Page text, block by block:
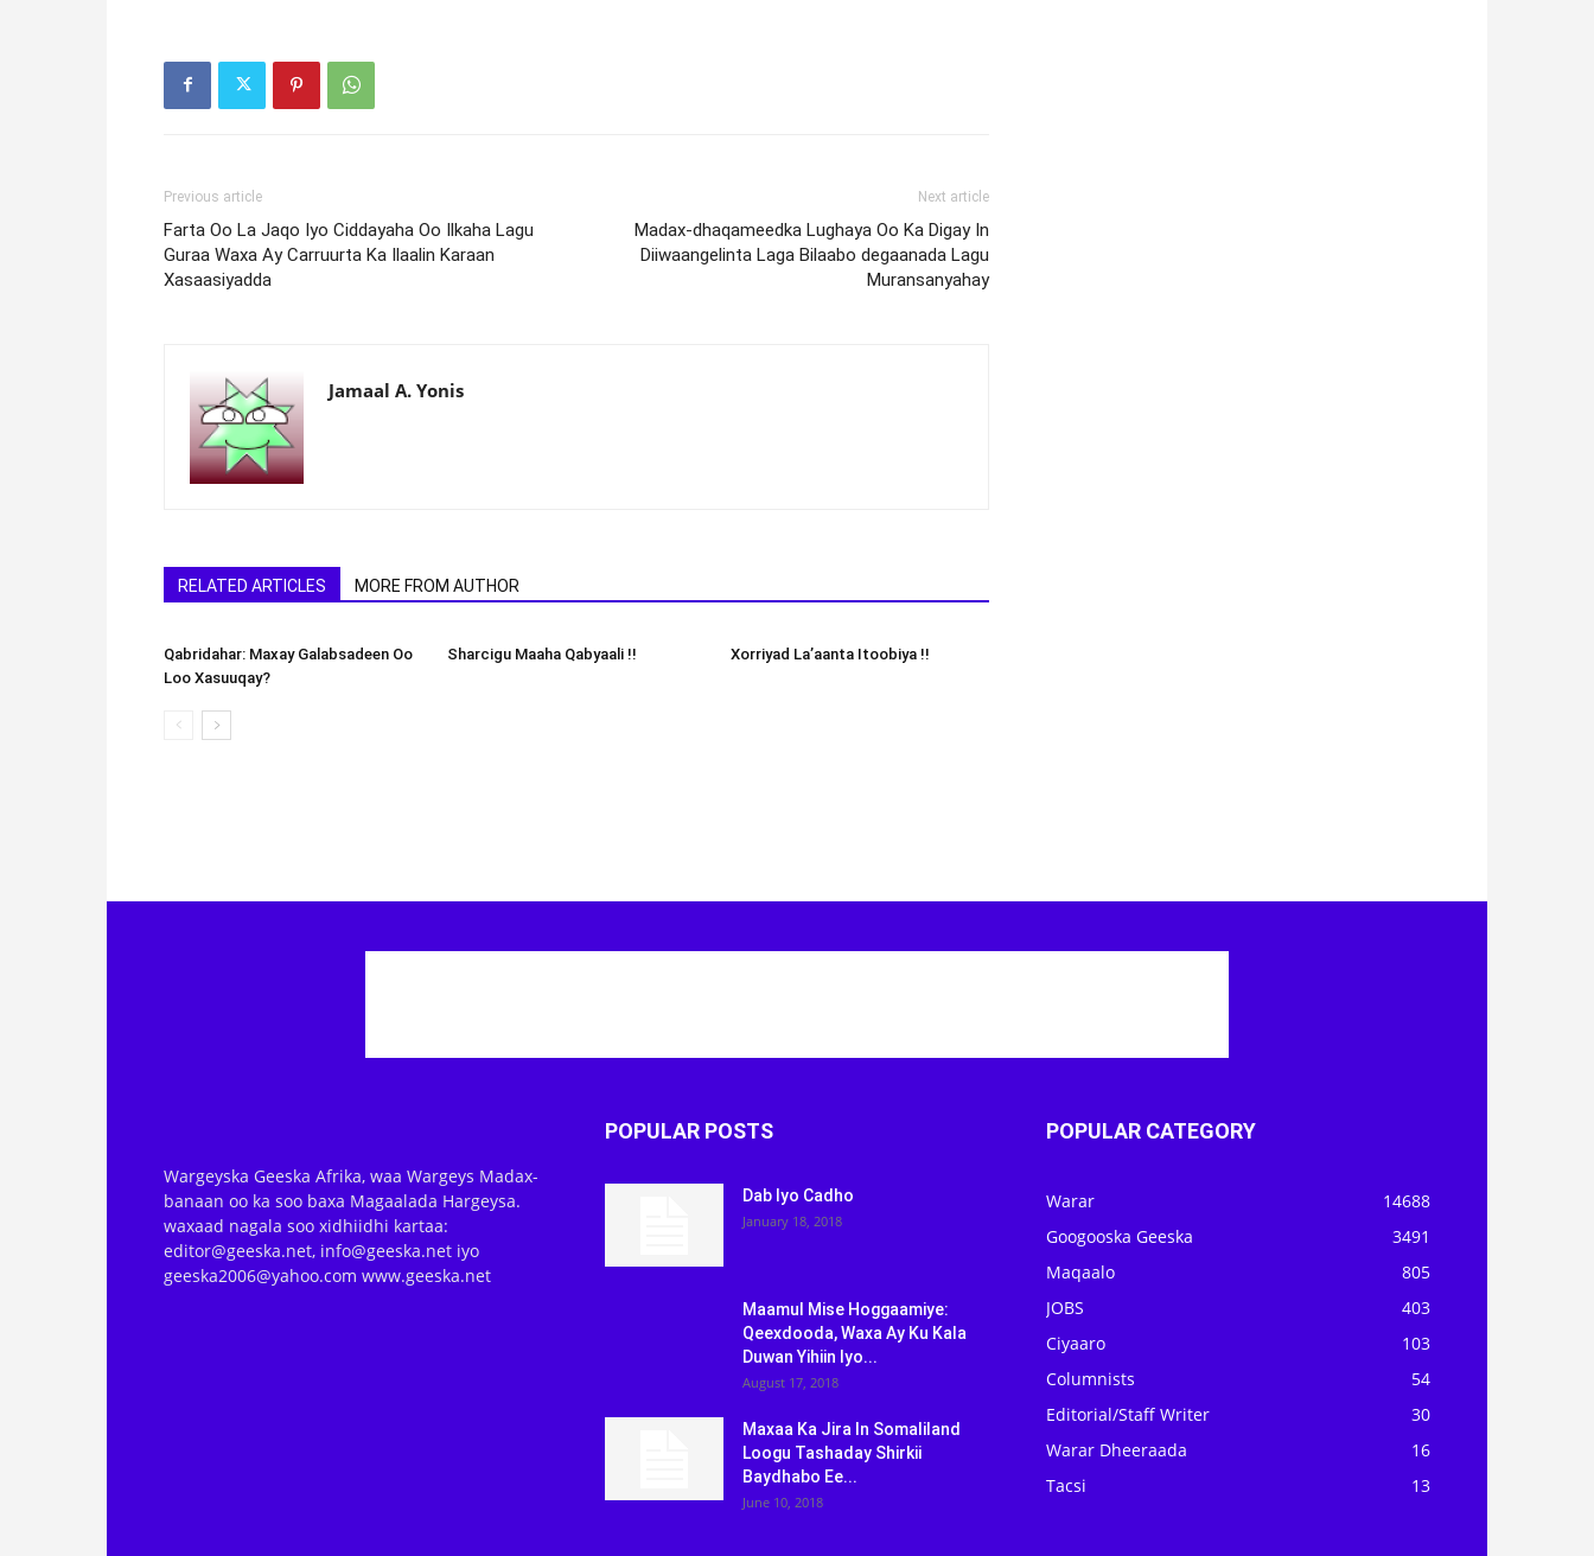
Previous article
Farta Oo La Jaqo Iyo Ciddayaha Oo Ilkaha Lagu
Guraa Waxa Ay Carruurta Ka Ilaalin Karaan
Xasaasiyadda
Next article
Madax-dhaqameedka Lughaya Oo Ka Digay In
Diiwaangelinta Laga Bilaabo degaanada Lagu
Muransanyahay
Jamaal A. Yonis
RELATED ARTICLES MORE FROM AUTHOR
Qabridahar: Maxay Galabsadeen Oo
Loo Xasuuqay?
Sharcigu Maaha Qabyaali !! Xorriyad La’aanta Itoobiya !!
Wargeyska Geeska Afrika, waa Wargeys Madax-
banaan oo ka soo baxa Magaalada Hargeysa.
waxaad nagala soo xidhiidhi kartaa:
editor@geeska.net, info@geeska.net iyo
geeska2006@yahoo.com www.geeska.net
POPULAR POSTS
Dab Iyo Cadho
January 18, 2018
Maamul Mise Hoggaamiye:
Qeexdooda, Waxa Ay Ku Kala
Duwan Yihiin Iyo...
August 17, 2018
Maxaa Ka Jira In Somaliland
Loogu Tashaday Shirkii
Baydhabo Ee...
June 10, 2018
POPULAR CATEGORY
Warar
14688
Googooska Geeska
3491
Maqaalo
805
JOBS
403
Ciyaaro
103
Columnists
54
Editorial/Staff Writer
30
Warar Dheeraada
16
Tacsi
13